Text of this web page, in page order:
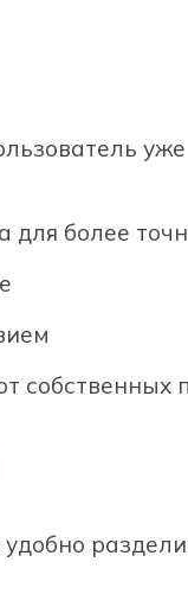
более
собственных